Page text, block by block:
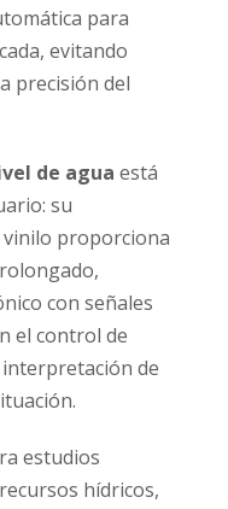
para
evitando
precisión del
de agua está
su
proporciona
con señales
el control de
de
estudios
hídricos,